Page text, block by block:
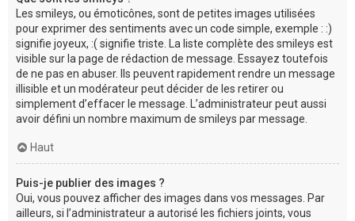
Les smileys, ou émoticônes, sont de petites images utilisées
pour exprimer des sentiments avec un code simple, exemple : :)
signifie joyeux, :( signifie triste. La liste complète des smileys est
visible sur la page de rédaction de message. Essayez toutefois
de ne pas en abuser. Ils peuvent rapidement rendre un message
illisible et un modérateur peut décider de les retirer ou
simplement d’effacer le message. L’administrateur peut aussi
avoir défini un nombre maximum de smileys par message.
Haut
Puis-je publier des images ?
Oui, vous pouvez afficher des images dans vos messages. Par
ailleurs, si l’administrateur a autorisé les fichiers joints, vous